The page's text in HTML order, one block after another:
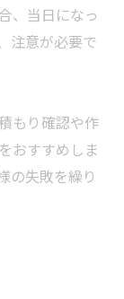
、当日になっ
注意が必要で
もり確認や作
おすすめしま
の失敗を繰り